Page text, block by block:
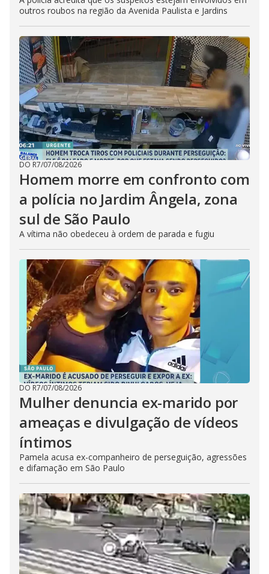
outros roubos na região da Avenida Paulista e Jardins
DO R7/07/08/2026
Homem morre em confronto com
a polícia no Jardim Ângela, zona
sul de São Paulo
A vítima não obedeceu à ordem de parada e fugiu
DO R7/07/08/2026
Mulher denuncia ex-marido por
ameaças e divulgação de vídeos
íntimos
Pamela acusa ex-companheiro de perseguição, agressões
e difamação em São Paulo